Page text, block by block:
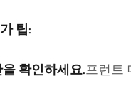
팁:
확인하세요.프런트